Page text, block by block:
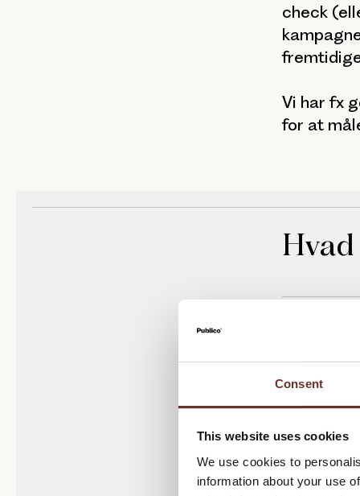
Consent
This website uses cookies
We use cookies to
information about your use
check
Vi har fx
for at
blandt
via
tværs af